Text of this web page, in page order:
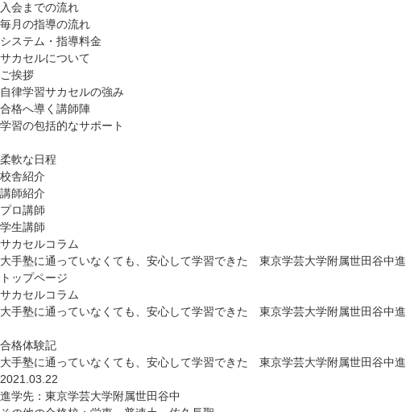
入会までの流れ
毎月の指導の流れ
システム・指導料金
サカセルについて
ご挨拶
自律学習サカセルの強み
合格へ導く講師陣
学習の包括的なサポート
柔軟な日程
校舎紹介
講師紹介
プロ講師
学生講師
サカセルコラム
大手塾に通っていなくても、安心して学習できた 東京学芸大学附属世田谷中
トップページ
サカセルコラム
大手塾に通っていなくても、安心して学習できた 東京学芸大学附属世田谷中
合格体験記
大手塾に通っていなくても、安心して学習できた 東京学芸大学附属世田谷中
2021.03.22
進学先 ：東京学芸大学附属世田谷中